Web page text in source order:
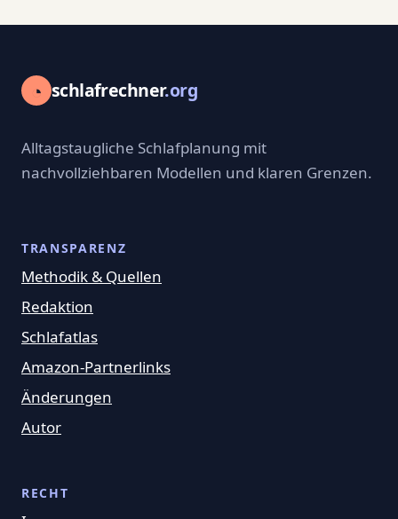
◔ schlafrechner.org
Alltagstaugliche Schlafplanung mit
nachvollziehbaren Modellen und klaren Grenzen.
TRANSPARENZ
Methodik & Quellen
Redaktion
Schlafatlas
Amazon-Partnerlinks
Änderungen
Autor
RECHT